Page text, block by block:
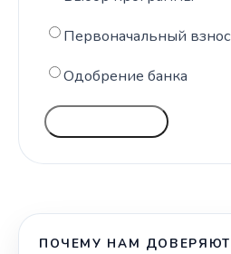
Первоначальный взнос
Одобрение банка
ПОЧЕМУ НАМ ДОВЕРЯЮТ